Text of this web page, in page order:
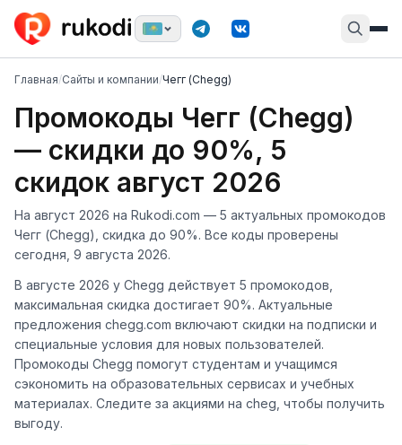
Главная/Сайты и компании/Чегг (Chegg)
Промокоды Чегг (Chegg)
— скидки до 90%, 5
скидок август 2026
На август 2026 на Rukodi.com — 5 актуальных промокодов
Чегг (Chegg), скидка до 90%. Все коды проверены
сегодня, 9 августа 2026.
В августе 2026 у Chegg действует 5 промокодов,
максимальная скидка достигает 90%. Актуальные
предложения chegg.com включают скидки на подписки и
специальные условия для новых пользователей.
Промокоды Chegg помогут студентам и учащимся
сэкономить на образовательных сервисах и учебных
материалах. Следите за акциями на cheg, чтобы получить
выгоду.